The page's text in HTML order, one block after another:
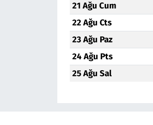
21 Ağu Cum
22 Ağu Cts
23 Ağu Paz
24 Ağu Pts
25 Ağu Sal